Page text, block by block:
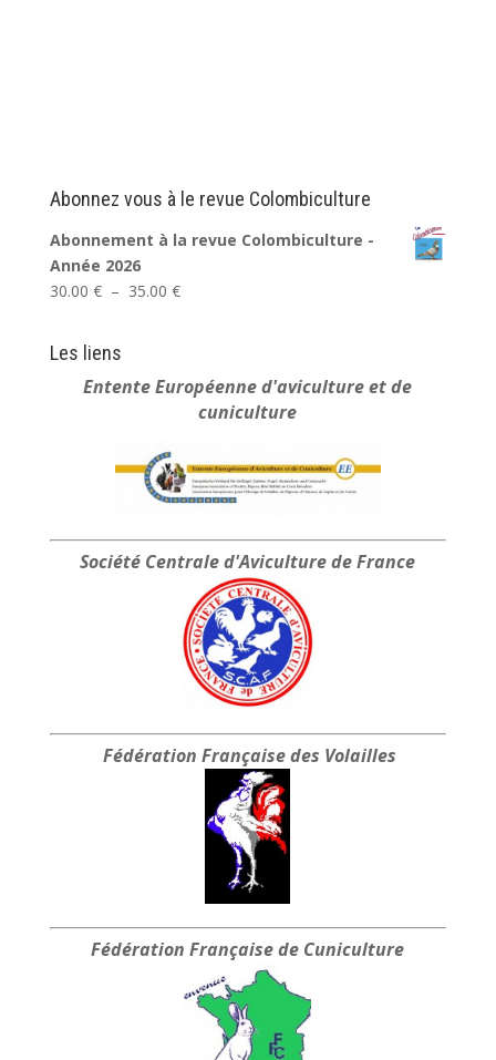
Abonnez vous à le revue Colombiculture
Abonnement à la revue Colombiculture -
Année 2026
30.00 € – 35.00 €Plage
à
35.00 €
Les liens
Entente Européenned'aviculture et de
cuniculture
Société Centraled'Aviculture de France
Fédération Française des Volailles
Fédération Française de Cuniculture